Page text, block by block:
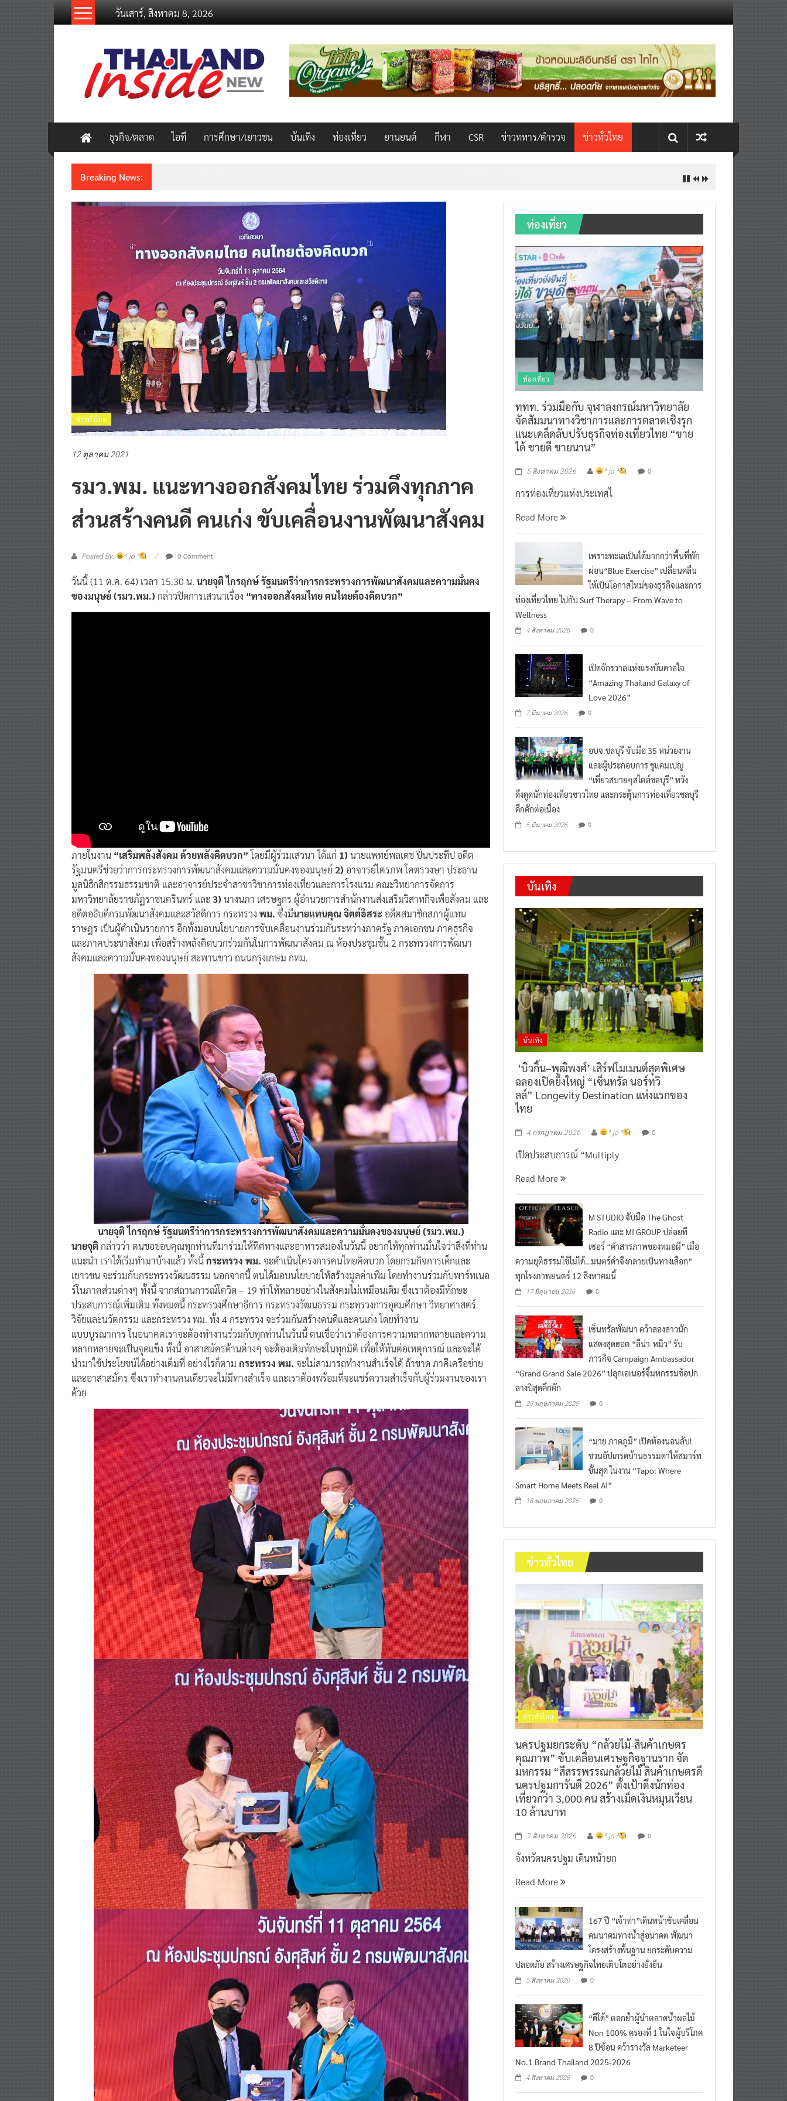
วันเสาร์, สิงหาคม 8, 2026
thailandinsidenew.com
Thailand
Inside
New
ธุรกิจ/ตลาด ไอที การศึกษา/เยาวชน บันเทิง ท่องเที่ยว ยานยนต์ กีฬา CSR ข่าวทหาร/ตำรวจ ข่าวทั่วไทย
Breaking News:
ข่าวทั่วไทย
12 ตุลาคม 2021
รมว.พม. แนะทางออกสังคมไทย ร่วมดึงทุกภาค
ส่วนสร้างคนดี คนเก่ง ขับเคลื่อนงานพัฒนาสังคม
Posted By: ^ jo ^ 0 Comment
วันนี้ (11 ต.ค. 64) เวลา 15.30 น. นายจุติ ไกรฤกษ์ รัฐมนตรีว่าการกระทรวงการพัฒนาสังคมและความมั่นคง
ของมนุษย์ (รมว.พม.) กล่าวปิดการเสวนาเรื่อง “ทางออกสังคมไทย คนไทยต้องคิดบวก”
ภายในงาน “เสริมพลังสังคม ด้วยพลังคิดบวก” โดยมีผู้ร่วมเสวนา ได้แก่ 1) นายแพทย์พลเดช ปิ่นประทีป อดีต
รัฐมนตรีช่วยว่าการกระทรวงการพัฒนาสังคมและความมั่นคงของมนุษย์ 2) อาจารย์ไตรภพ โคตรวงษา ประธาน
มูลนิธิกสิกรรมธรรมชาติ และอาจารย์ประจำสาขาวิชาการท่องเที่ยวและการโรงแรม คณะวิทยาการจัดการ
มหาวิทยาลัยราชภัฏราชนครินทร์ และ 3) นางนภา เศรษฐกร ผู้อำนวยการสำนักงานส่งเสริมวิสาหกิจเพื่อสังคม และ
อดีตอธิบดีกรมพัฒนาสังคมและสวัสดิการ กระทรวง พม. ซึ่งมีนายแทนคุณ จิตต์อิสระ อดีตสมาชิกสภาผู้แทน
ราษฎร เป็นผู้ดำเนินรายการ อีกทั้งมอบนโยบายการขับเคลื่อนงานร่วมกันระหว่างภาครัฐ ภาคเอกชน ภาคธุรกิจ
และภาคประชาสังคม เพื่อสร้างพลังคิดบวกร่วมกันในการพัฒนาสังคม ณ ห้องประชุมชั้น 2 กระทรวงการพัฒนา
สังคมและความมั่นคงของมนุษย์ สะพานขาว ถนนกรุงเกษม กทม.
นายจุติ ไกรฤกษ์ รัฐมนตรีว่าการกระทรวงการพัฒนาสังคมและความมั่นคงของมนุษย์ (รมว.พม.)
นายจุติ กล่าวว่า ตนขอขอบคุณทุกท่านที่มาร่วมให้ทิศทางและอาหารสมองในวันนี้ อยากให้ทุกท่านมั่นใจว่าสิ่งที่ท่าน
แนะนำ เราได้เริ่มทำมาบ้างแล้ว ทั้งนี้กระทรวง พม. จะดำเนินโครงการคนไทยคิดบวก โดยกรมกิจการเด็กและ
เยาวชน จะร่วมกับกระทรวงวัฒนธรรม นอกจากนี้ ตนได้มอบนโยบายให้สร้างมูลค่าเพิ่ม โดยทำงานร่วมกับพาร์ทเนอ
ร์ในภาคส่วนต่างๆ ทั้งนี้ จากสถานการณ์โควิด – 19 ทำให้หลายอย่างในสังคมไม่เหมือนเดิม ซึ่งเราต้องมีทักษะ
ประสบการณ์เพิ่มเติม ทั้งหมดนี้ กระทรวงศึกษาธิการ กระทรวงวัฒนธรรม กระทรวงการอุดมศึกษา วิทยาศาสตร์
วิจัยและนวัตกรรม และกระทรวง พม. ทั้ง 4 กระทรวง จะร่วมกันสร้างคนดีและคนเก่ง โดยทำงาน
แบบบูรณาการ ในอนาคตเราจะต้องทำงานร่วมกับทุกท่านในวันนี้ ตนเชื่อว่าเราต้องการความหลากหลายและความ
หลากหลายจะเป็นจุดแข็ง ทั้งนี้ อาสาสมัครด้านต่างๆ จะต้องเติมทักษะในทุกมิติ เพื่อให้ทันต่อเหตุการณ์ และจะได้
นำมาใช้ประโยชน์ได้อย่างเต็มที่ อย่างไรก็ตาม กระทรวง พม. จะไม่สามารถทำงานสำเร็จได้ ถ้าขาด ภาคีเครือข่าย
และอาสาสมัคร ซึ่งเราทำงานคนเดียวจะไม่มีทางสำเร็จ และเราต้องพร้อมที่จะแชร์ความสำเร็จกับผู้ร่วมงานของเรา
ด้วย
ท่องเที่ยว
ท่องเที่ยว
ททท. ร่วมมือกับ จุฬาลงกรณ์มหาวิทยาลัย
จัดสัมมนาทางวิชาการและการตลาดเชิงรุก
แนะเคล็ดลับปรับธุรกิจท่องเที่ยวไทย “ขาย
ได้ ขายดี ขายนาน”
5 สิงหาคม 2026 ^ jo ^ 0
การท่องเที่ยวแห่งประเทศไ
Read More
เพราะทะเลเป็นได้มากกว่าพื้นที่พัก
ผ่อน“Blue Exercise” เปลี่ยนคลื่น
ให้เป็นโอกาสใหม่ของธุรกิจและการ
ท่องเที่ยวไทย ไปกับ Surf Therapy – From Wave to
Wellness
4 สิงหาคม 2026 0
เปิดจักรวาลแห่งแรงบันดาลใจ
“Amazing Thailand Galaxy of
Love 2026”
7 มีนาคม 2026 0
อบจ.ชลบุรี จับมือ 35 หน่วยงาน
และผู้ประกอบการ ชูแคมเปญ
“เที่ยวสบายๆสไตล์ชลบุรี” หวัง
ดึงดูดนักท่องเที่ยวชาวไทย และกระตุ้นการท่องเที่ยวชลบุรี
คึกคักต่อเนื่อง
5 มีนาคม 2026 0
บันเทิง
บันเทิง
‘บิวกิ้น–พุฒิพงศ์’ เสิร์ฟโมเมนต์สุดพิเศษ
ฉลองเปิดยิ่งใหญ่ “เซ็นทรัล นอร์ทวิ
ลล์” Longevity Destination แห่งแรกของ
ไทย
4 กรกฎาคม 2026 ^ jo ^ 0
เปิดประสบการณ์ “Multiply
Read More
M STUDIO จับมือ The Ghost
Radio และ MI GROUP ปล่อยที
เซอร์ “คำสารภาพของหมอผี” เมื่อ
ความยุติธรรมใช้ไม่ได้…มนตร์ดำจึงกลายเป็นทางเลือก”
ทุกโรงภาพยนตร์ 12 สิงหาคมนี้
17 มิถุนายน 2026 0
เซ็นทรัลพัฒนา คว้าสองสาวนัก
แสดงสุดฮอต “ลีน่า-หมิว” รับ
ภารกิจ Campaign Ambassador
“Grand Grand Sale 2026” ปลุกเอเนอร์จี้มหกรรมช้อปก
ลางปีสุดคึกคัก
29 พฤษภาคม 2026 0
“มาย ภาคภูมิ” เปิดห้องนอนลับ!
ชวนอัปเกรดบ้านธรรมดาให้สมาร์ท
ขั้นสุด ในงาน “Tapo: Where
Smart Home Meets Real AI”
18 พฤษภาคม 2026 0
ข่าวทั่วไทย
ข่าวทั่วไทย
นครปฐมยกระดับ “กล้วยไม้-สินค้าเกษตร
คุณภาพ” ขับเคลื่อนเศรษฐกิจฐานราก จัด
มหกรรม “สีสรรพรรณกล้วยไม้ สินค้าเกษตรดี
นครปฐมการันตี 2026” ตั้งเป้าดึงนักท่อง
เที่ยวกว่า 3,000 คน สร้างเม็ดเงินหมุนเวียน
10 ล้านบาท
7 สิงหาคม 2026 ^ jo ^ 0
จังหวัดนครปฐม เดินหน้ายก
Read More
167 ปี “เจ้าท่า”เดินหน้าขับเคลื่อน
คมนาคมทางน้ำสู่อนาคต พัฒนา
โครงสร้างพื้นฐาน ยกระดับความ
ปลอดภัย สร้างเศรษฐกิจไทยเติบโตอย่างยั่งยืน
5 สิงหาคม 2026 0
“ดีโด้” ตอกย้ำผู้นำตลาดน้ำผลไม้
Non 100% ครองที่ 1 ในใจผู้บริโภค
8 ปีซ้อน คว้ารางวัล Marketeer
No.1 Brand Thailand 2025-2026
4 สิงหาคม 2026 0